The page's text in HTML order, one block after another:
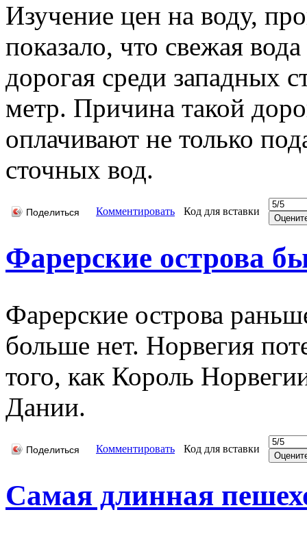
Изучение цен на воду,
показало, что свежая
дорогая среди западных
метр. Причина такой
оплачивают не только
сточных вод.
Поделиться Комментировать Код для вставки
Фарерские острова
Фарерские острова
больше нет. Норвегия
того, как Король
Дании.
Поделиться Комментировать Код для вставки
Самая длинная